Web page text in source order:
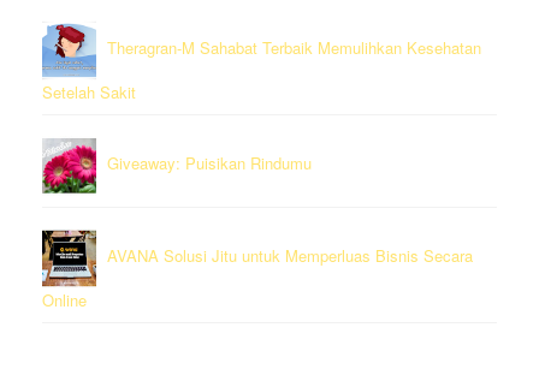
Theragran-M Sahabat Terbaik Memulihkan Kesehatan
Setelah Sakit
Giveaway: Puisikan Rindumu
AVANA Solusi Jitu untuk Memperluas Bisnis Secara
Online